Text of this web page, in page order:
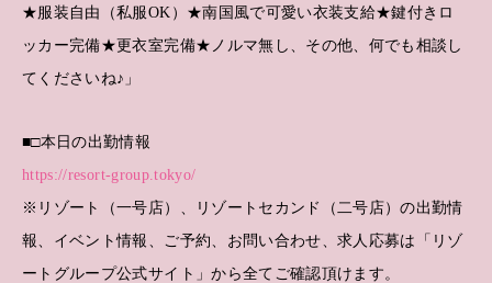
★服装自由（私服OK）★南国風で可愛い衣装支給★鍵付きロ
ッカー完備★更衣室完備★ノルマ無し、その他、何でも相談し
てくださいね♪」
■□本日の出勤情報
https://resort-group.tokyo/
※リゾート（一号店）、リゾートセカンド（二号店）の出勤情
報、イベント情報、ご予約、お問い合わせ、求人応募は「リゾ
ートグループ公式サイト」から全てご確認頂けます。